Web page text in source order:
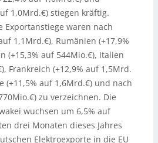
1,0Mrd.€) stiegen kräftig.
Exportanstiege waren nach
1,1Mrd.€), Rumänien (+17,9%
(+15,3% auf 544Mio.€), Italien
Frankreich (+12,9% auf 1,5Mrd.
(+11,5% auf 1,6Mrd.€) und nach
zu verzeichnen. Die
wuchsen um 6,5% auf
drei Monaten dieses Jahres
Elektroexporte in die EU